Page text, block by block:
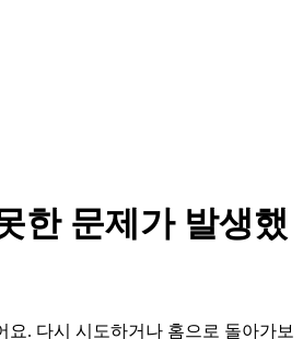
한 문제가 발생했
요. 다시 시도하거나 홈으로 돌아가보